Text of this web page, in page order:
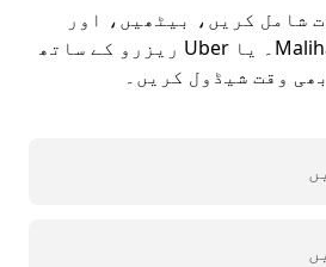
شامل کریں، بیٹھیں، اور
گھومیں پھریںMalihabad۔ یا Uber ریزرو کے ساتھ